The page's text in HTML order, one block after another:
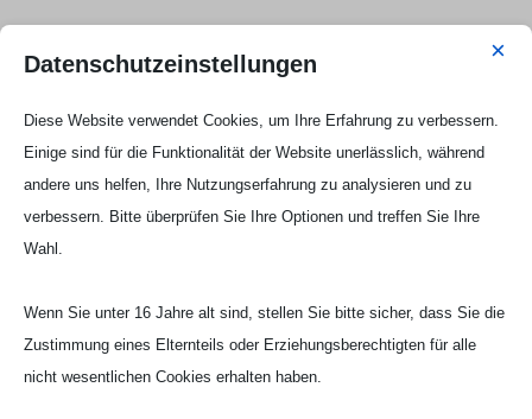
Unges Pengste 2010 Teil 2
Impressionen von Unges Pengste 2010 Teil 2
Im zweiten Teil finden Sie Fotos vom
Pfingstsonntag: Umzug Begrüssung beider
Bruderschaften Parade Zapfenstreich
Pauen und Sven Frank. Die Fotos haben wir für
Sie auf Facebook...
Datenschutzeinstellungen ×
Diese Website verwendet Cookies, um Ihre Erfahrung zu verbessern.
Einige sind für die Funktionalität der Website unerlässlich, während
andere uns helfen, Ihre Nutzungserfahrung zu analysieren und zu
verbessern. Bitte überprüfen Sie Ihre Optionen und treffen Sie Ihre
Wahl.
Wenn Sie unter 16 Jahre alt sind, stellen Sie bitte sicher, dass Sie die
Zustimmung eines Elternteils oder Erziehungsberechtigten für alle
nicht wesentlichen Cookies erhalten haben.